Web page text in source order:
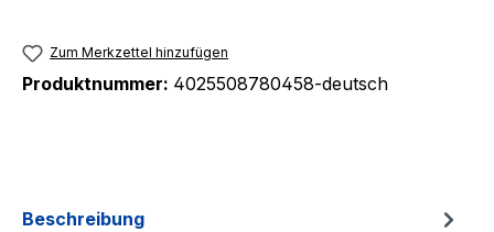
Zum Merkzettel hinzufügen
Produktnummer: 4025508780458-deutsch
Beschreibung